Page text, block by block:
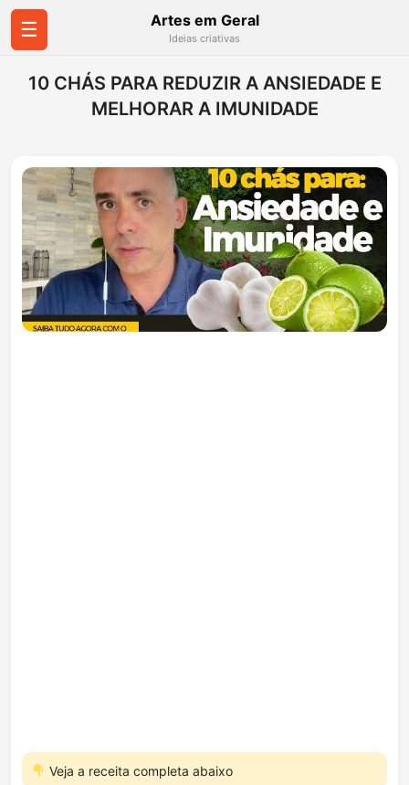
☰ Artes em Geral
Ideias criativas
10 CHÁS PARA REDUZIR A ANSIEDADE E
MELHORAR A IMUNIDADE
Veja a receita completa abaixo